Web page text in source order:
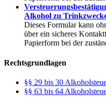
Alkohol zu
Dieses Formular kann
über ein sicheres
Papierform bei der
Rechtsgrundlagen
§§ 29 bis 30
§§ 63 bis 64